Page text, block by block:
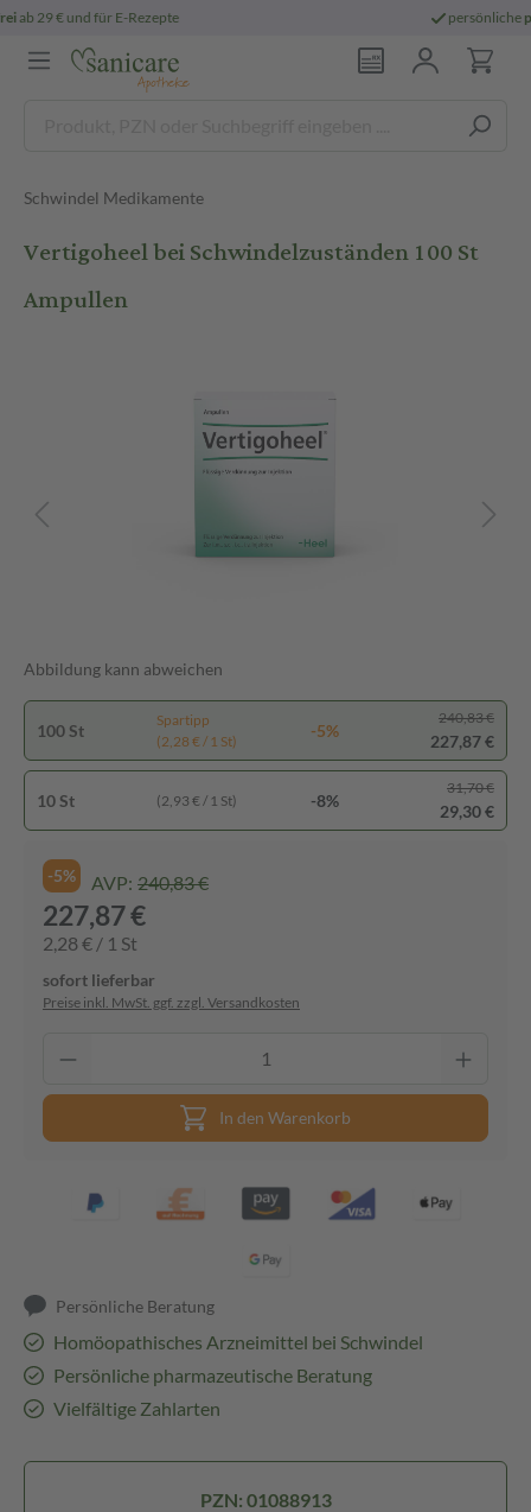
persönliche
Schwindel Medikamente
Vertigoheel bei Schwindelzuständen 100 St
Ampullen
Abbildung kann abweichen
100 St
Spartipp
(2,28 € / 1 St)
-5%
240,83 €
227,87 €
10 St (2,93 € / 1 St) -8%
31,70 €
29,30 €
-5% AVP: 240,83 €
227,87 €
2,28 € / 1 St
sofort lieferbar
Preise inkl. MwSt. ggf. zzgl. Versandkosten
In den Warenkorb
Persönliche Beratung
Homöopathisches Arzneimittel bei Schwindel
Persönliche pharmazeutische Beratung
Vielfältige Zahlarten
PZN: 01088913